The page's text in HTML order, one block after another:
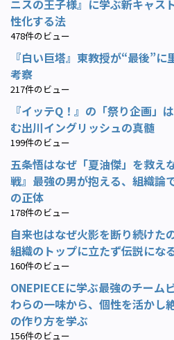
ニスの王子様』に学ぶ新キャス
性化する法
478件のビュー
『白い巨塔』東教授が“最後”
考察
217件のビュー
『イッテQ！』の「祭り企画」
む出川イングリッシュの真髄
199件のビュー
五条悟はなぜ「夏油傑」を救え
戦』最強の男が抱える、組織論
の正体
178件のビュー
自来也はなぜ火影を断り続けた
組織のトップに立たず伝説にな
160件のビュー
ONEPIECEに学ぶ最強のチーム
わらの一味から、個性を活かし
の作り方を学ぶ
156件のビュー